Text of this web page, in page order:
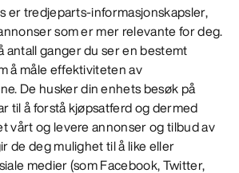
er tredjeparts-informasjonskapsler,
som er mer relevante for deg.
antall ganger du ser en bestemt
å måle effektiviteten av
De husker din enhets besøk på
til å forstå kjøpsatferd og dermed
vårt og levere annonser og tilbud av
de deg mulighet til å like eller
medier (som Facebook, Twitter,